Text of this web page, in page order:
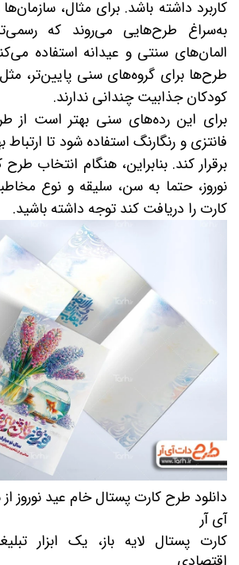
کاربرد داشته باشد. برای مثال،
به‌سراغ طرح‌هایی می‌روند که
المان‌های سنتی و عیدانه استفاده
طرح‌ها برای گروه‌های سنی پایین‌تر،
کودکان جذابیت چندانی ندارند.
برای این رده‌های سنی بهتر است از
فانتزی و رنگارنگ استفاده شود تا
برقرار کند. بنابراین، هنگام انتخاب
نوروز، حتما به سن، سلیقه و نوع
کارت را دریافت کند توجه داشته باشید.
دانلود طرح کارت پستال خام عید نوروز
آی آر
کارت پستال لایه باز، یک ابزار